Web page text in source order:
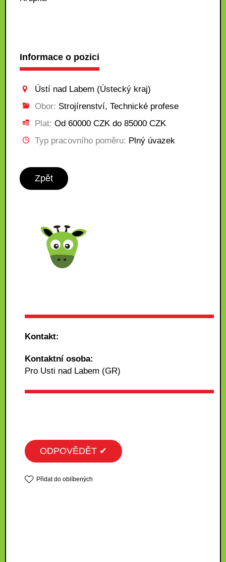
Informace o pozici
Ústí nad Labem (Ústecký kraj)
Obor: Strojírenství, Technické profese
Plat: Od 60000 CZK do 85000 CZK
Typ pracovního poměru: Plný úvazek
Zpět
Kontakt:
Kontaktní osoba:
Pro Usti nad Labem (GR)
ODPOVĚDĚT ✔
Přidat do oblíbených